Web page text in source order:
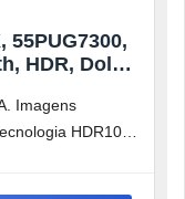
55PUG7300,
HDR, Dolby
Imagens
HDR10+,